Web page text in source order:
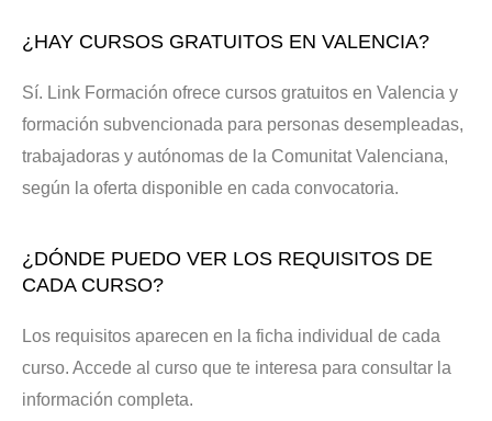
¿HAY CURSOS GRATUITOS EN VALENCIA?
Sí. Link Formación ofrece cursos gratuitos en Valencia y
formación subvencionada para personas desempleadas,
trabajadoras y autónomas de la Comunitat Valenciana,
según la oferta disponible en cada convocatoria.
¿DÓNDE PUEDO VER LOS REQUISITOS DE
CADA CURSO?
Los requisitos aparecen en la ficha individual de cada
curso. Accede al curso que te interesa para consultar la
información completa.